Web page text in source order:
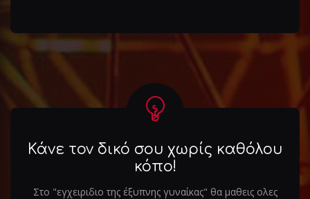
Κάνε τον δικό σου χωρίς καθόλου
κόπο!
Στο "εγχειριδιο της έξυπνης γυναίκας" θα μαθεις ολες